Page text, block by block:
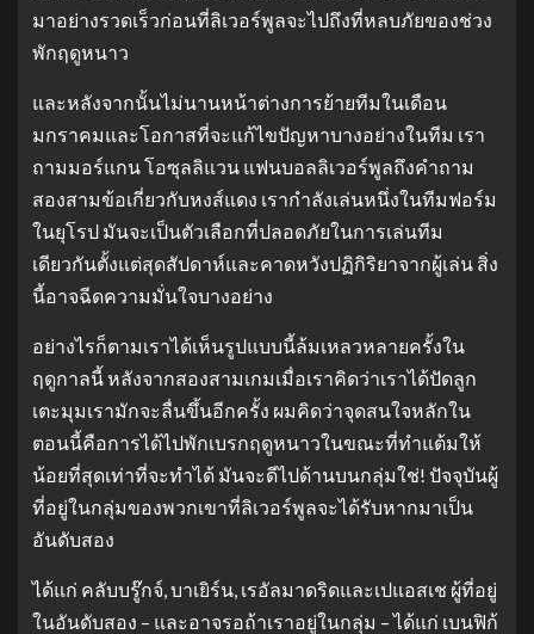
มาอย่างรวดเร็วก่อนที่ลิเวอร์พูลจะไปถึงที่หลบภัยของช่วง
พักฤดูหนาว
และหลังจากนั้นไม่นานหน้าต่างการย้ายทีมในเดือน
มกราคมและโอกาสที่จะแก้ไขปัญหาบางอย่างในทีม เรา
ถามมอร์แกน โอซุลลิแวน แฟนบอลลิเวอร์พูลถึงคําถาม
สองสามข้อเกี่ยวกับหงส์แดง เรากําลังเล่นหนึ่งในทีมฟอร์ม
ในยุโรป มันจะเป็นตัวเลือกที่ปลอดภัยในการเล่นทีม
เดียวกันตั้งแต่สุดสัปดาห์และคาดหวังปฏิกิริยาจากผู้เล่น สิ่ง
นี้อาจฉีดความมั่นใจบางอย่าง
อย่างไรก็ตามเราได้เห็นรูปแบบนี้ล้มเหลวหลายครั้งใน
ฤดูกาลนี้ หลังจากสองสามเกมเมื่อเราคิดว่าเราได้ปัดลูก
เตะมุมเรามักจะลื่นขึ้นอีกครั้ง ผมคิดว่าจุดสนใจหลักใน
ตอนนี้คือการได้ไปพักเบรกฤดูหนาวในขณะที่ทําแต้มให้
น้อยที่สุดเท่าที่จะทําได้ มันจะดีไปด้านบนกลุ่มใช่! ปัจจุบันผู้
ที่อยู่ในกลุ่มของพวกเขาที่ลิเวอร์พูลจะได้รับหากมาเป็น
อันดับสอง
ได้แก่ คลับบรู๊กจ์, บาเยิร์น, เรอัลมาดริดและเปแอสเช ผู้ที่อยู่
ในอันดับสอง – และอาจรอถ้าเราอยู่ในกลุ่ม – ได้แก่ เบนฟิก้